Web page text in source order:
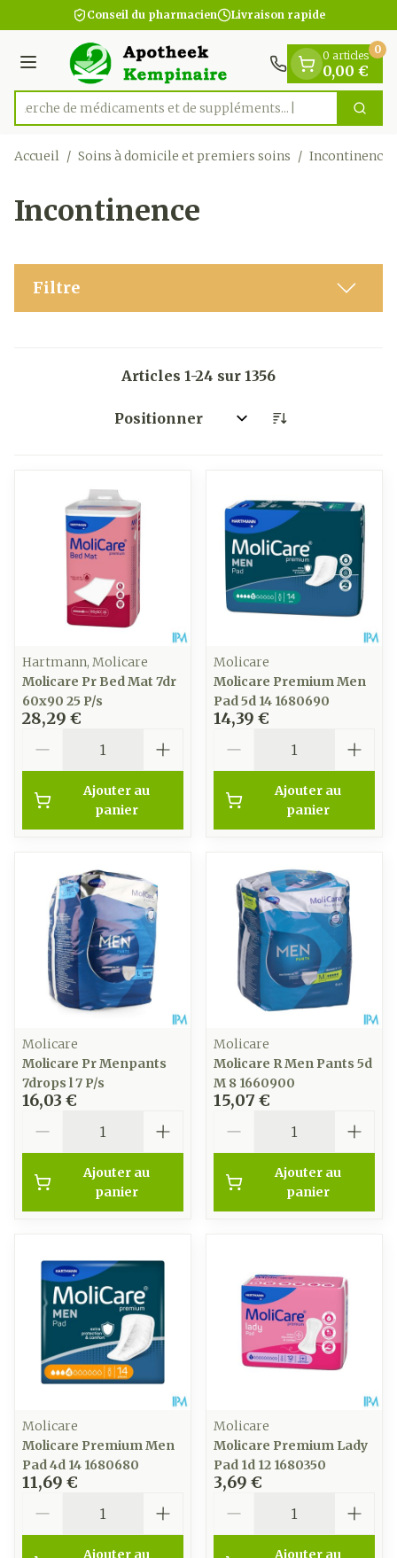
Aller au contenu
1 de 1
Conseil du pharmacien Livraison rapide
Menu
Rechercher
Recherche de médicaments e
0 articles
0,00 €
0
Accueil / Soins à domicile et premiers soins / Incontinence
Incontinence
Filtre
Articles 1-24 sur 1356
Trier par:
Hartmann, Molicare
Molicare Pr Bed Mat 7dr
60x90 25 P/s
28,29 €
Ajouter au
panier
Molicare
Molicare Premium Men
Pad 5d 14 1680690
14,39 €
Ajouter au
panier
Molicare
Molicare Pr Menpants
7drops l 7 P/s
16,03 €
Ajouter au
panier
Molicare
Molicare R Men Pants 5d
M 8 1660900
15,07 €
Ajouter au
panier
Molicare
Molicare Premium Men
Pad 4d 14 1680680
11,69 €
Ajouter au
Molicare
Molicare Premium Lady
Pad 1d 12 1680350
3,69 €
Ajouter au